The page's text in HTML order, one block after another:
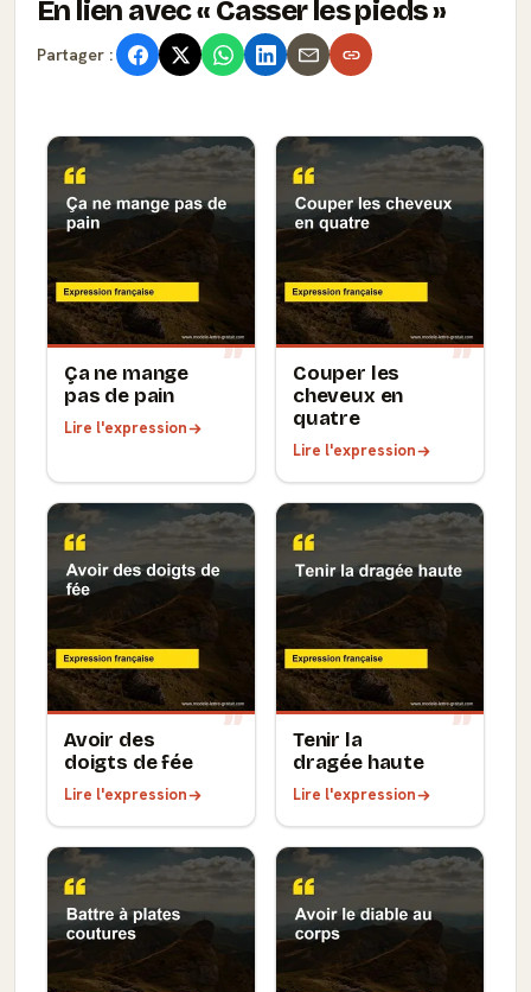
En lien avec Casser les pieds
Partager :
Ça ne mange
pas de pain
Lire l'expression
Couper les
cheveux en
quatre
Lire l'expression
Avoir des
doigts de fée
Lire l'expression
Tenir la
dragée haute
Lire l'expression